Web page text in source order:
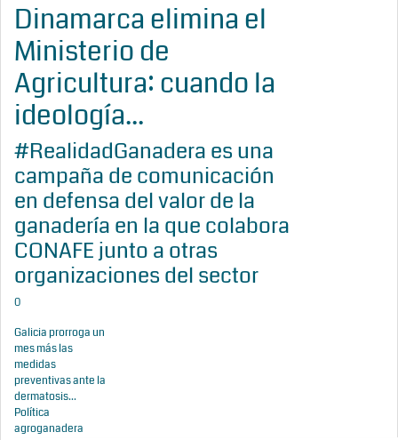
Dinamarca elimina el
Ministerio de
Agricultura: cuando la
ideología...
#RealidadGanadera es una
campaña de comunicación
en defensa del valor de la
ganadería en la que colabora
CONAFE junto a otras
organizaciones del sector
0
Galicia prorroga un
mes más las
medidas
preventivas ante la
dermatosis...
Política
agroganadera